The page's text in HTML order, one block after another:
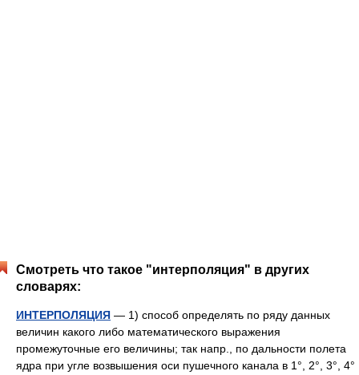
Смотреть что такое "интерполяция" в других
словарях:
ИНТЕРПОЛЯЦИЯ — 1) способ определять по ряду данных
величин какого либо математического выражения
промежуточные его величины; так напр., по дальности полета
ядра при угле возвышения оси пушечного канала в 1°, 2°, 3°, 4°